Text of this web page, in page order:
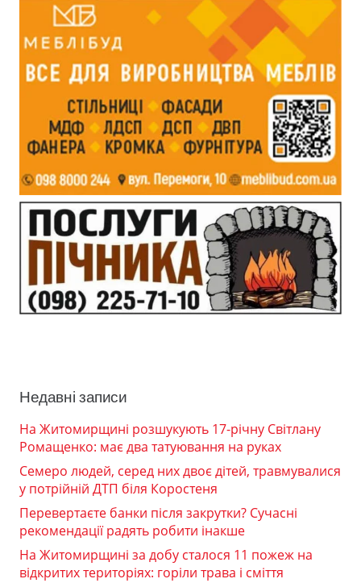
Недавні записи
На Житомирщині розшукують 17-річну Світлану
Ромащенко: має два татуювання на руках
Семеро людей, серед них двоє дітей, травмувалися
у потрійній ДТП біля Коростеня
Перевертаєте банки після закрутки? Сучасні
рекомендації радять робити інакше
На Житомирщині за добу сталося 11 пожеж на
відкритих територіях: горіли трава і сміття